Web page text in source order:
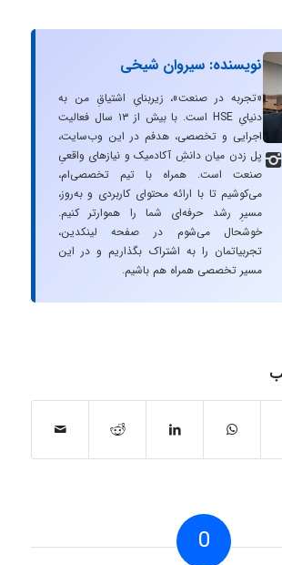

نویسنده: سیروان شیخی
«تجربه در صنعت»، زیربنایِ اشتیاقِ من به
دنیایِ HSE است. با بیش از ۱۳ سال فعالیت
اجرایی و تخصصی، هدفم در این وب‌سایت،
پل زدن میان دانشِ آکادمیک و نیازهای واقعیِ
صنعت است. همراه با تیم تخصصی‌ام،
می‌کوشیم تا با ارائه محتوای کاربردی و به‌روز،
مسیرِ رشد حرفه‌ای شما را هموارتر کنیم.
خوشحال می‌شوم در صفحه لینکدین،
تجربیاتمان را به اشتراک بگذاریم و در این
مسیر تخصصی همراه هم باشیم.
0